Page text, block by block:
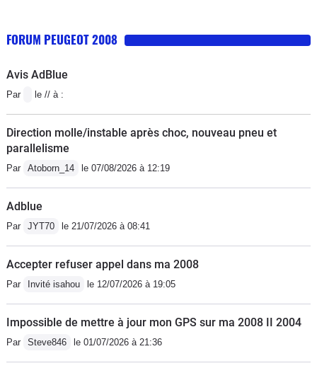
FORUM PEUGEOT 2008
Avis AdBlue
Par le // à :
Direction molle/instable après choc, nouveau pneu et
parallelisme
Par Atoborn_14 le 07/08/2026 à 12:19
Adblue
Par JYT70 le 21/07/2026 à 08:41
Accepter refuser appel dans ma 2008
Par Invité isahou le 12/07/2026 à 19:05
Impossible de mettre à jour mon GPS sur ma 2008 II 2004
Par Steve846 le 01/07/2026 à 21:36